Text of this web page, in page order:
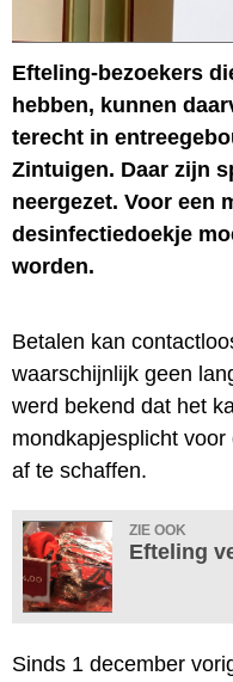
Efteling-bezoekers
hebben, kunnen
terecht in
Zintuigen. Daar zijn
neergezet. Voor een
desinfectiedoekje
worden.
Betalen kan
waarschijnlijk geen
werd bekend dat het
mondkapjesplicht
af te schaffen.
ZIE OOK
Efteling
Sinds 1 december